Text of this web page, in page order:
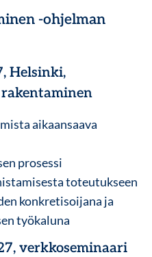
-ohjelman
Helsinki,
aikaansaava
prosessi
toteutukseen
konkretisoijana ja
työkaluna
verkkoseminaari